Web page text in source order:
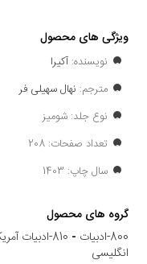
ویژگی های محصول
نویسنده: آکیرا
مترجم: نهال سهیلی فر
نوع جلد: شومیز
تعداد صفحات: 208
سال چاپ: 1403
گروه های محصول
800-ادبیات
-
810-ادبیات
انگلیسی